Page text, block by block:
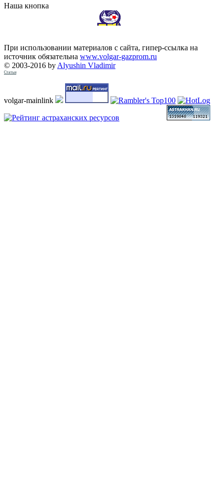
Наша кнопка
При использовании материалов с сайта, гипер-ссылка на
источник обязательна www.volgar-gazprom.ru
© 2003-2016 by Alyushin Vladimir
Статьи
volgar-mainlink